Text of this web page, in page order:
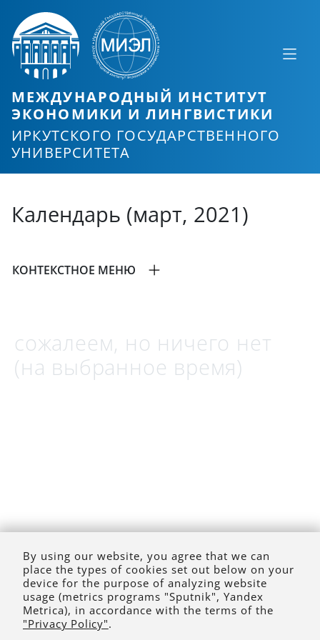
МЕЖДУНАРОДНЫЙ ИНСТИТУТ
ЭКОНОМИКИ И ЛИНГВИСТИКИ
ИРКУТСКОГО ГОСУДАРСТВЕННОГО
УНИВЕРСИТЕТА
Календарь (март, 2021)
КОНТЕКСТНОЕ МЕНЮ
сожалеем, но ничего нет
(на выбранное время)
By using our website, you agree that we can
place the types of cookies set out below on your
device for the purpose of analyzing website
usage (metrics programs "Sputnik", Yandex
Metrica), in accordance with the terms of the
"Privacy Policy".